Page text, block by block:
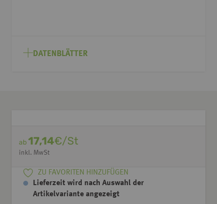
DATENBLÄTTER
ab17,14€/St
inkl. MwSt
ZU FAVORITEN HINZUFÜGEN
Lieferzeit wird nach Auswahl der
Artikelvariante angezeigt